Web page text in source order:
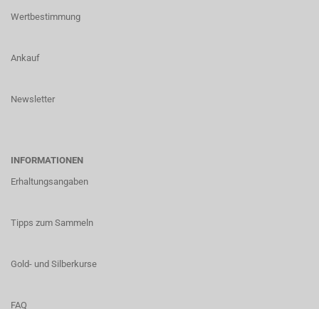
Wertbestimmung
Ankauf
Newsletter
INFORMATIONEN
Erhaltungsangaben
Tipps zum Sammeln
Gold- und Silberkurse
FAQ